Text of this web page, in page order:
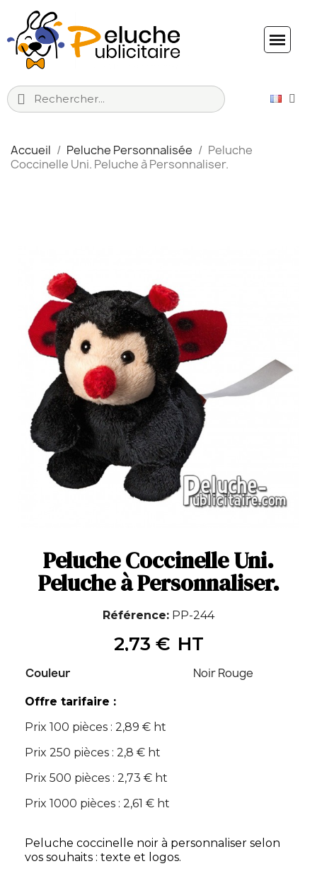
Accueil Peluche Personnalisée
Peluche
Coccinelle Uni. Peluche à Personnaliser.
Peluche Coccinelle Uni.
Peluche à Personnaliser.
Référence PP-244
2,73 € HT
Couleur Noir Rouge
Offre tarifaire :
Prix 100 pièces : 2,89 € ht
Prix 250 pièces : 2,8 € ht
Prix 500 pièces : 2,73 € ht
Prix 1000 pièces : 2,61 € ht
Peluche coccinelle noir à personnaliser selon
vos souhaits : texte et logos.